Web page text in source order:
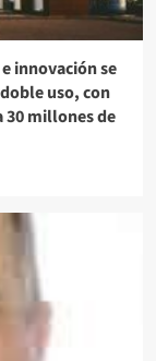
innovación se
uso, con
30 millones de